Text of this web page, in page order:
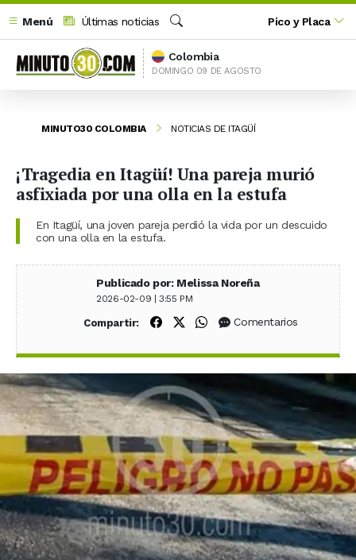
Menú
Últimas noticias
Buscar
Pico y Placa
Colombia
DOMINGO 09 DE AGOSTO
MINUTO30 COLOMBIA NOTICIAS DE ITAGÜÍ
¡Tragedia en Itagüí! Una pareja murió
asfixiada por una olla en la estufa
En Itagüí, una joven pareja perdió la vida por un descuido
con una olla en la estufa.
Publicado por: Melissa Noreña
2026-02-09 | 3:55 PM
Compartir: Compartir en Facebook
Compartir en X (Twitter)
Compartir en WhatsApp
Comentarios